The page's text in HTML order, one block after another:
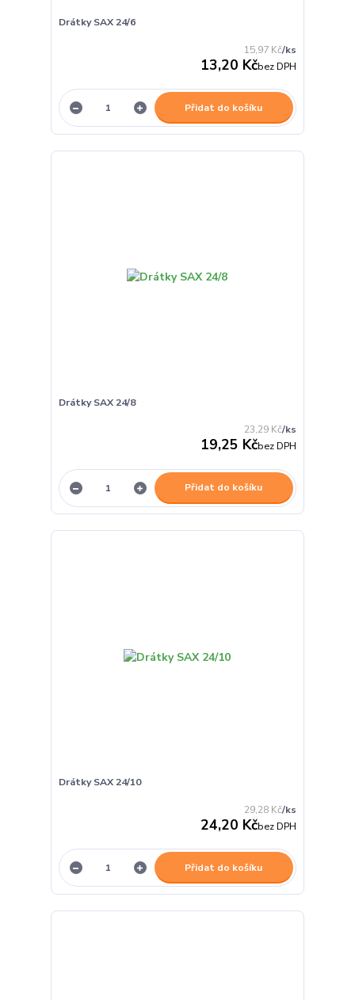
Drátky SAX 24/6
15,97 Kč/ks
13,20 Kčbez DPH
Přidat do košíku
Drátky SAX 24/8
23,29 Kč/ks
19,25 Kčbez DPH
Přidat do košíku
Drátky SAX 24/10
29,28 Kč/ks
24,20 Kčbez DPH
Přidat do košíku